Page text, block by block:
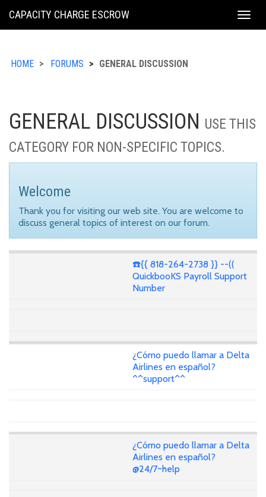
KING
CAPACITY CHARGE ESCROW
HOME FORUMS GENERAL DISCUSSION
GENERAL DISCUSSION USE THIS
CATEGORY FOR NON-SPECIFIC TOPICS.
Welcome
Thank you for visiting our web site. You are welcome to
discuss general topics of interest on our forum.
☎️{{ 818-264-2738 }} --((
QuickbooKS Payroll Support
Number
¿Cómo puedo llamar a Delta
Airlines en español?
^^support^^
¿Cómo puedo llamar a Delta
Airlines en español?
@24/7~help